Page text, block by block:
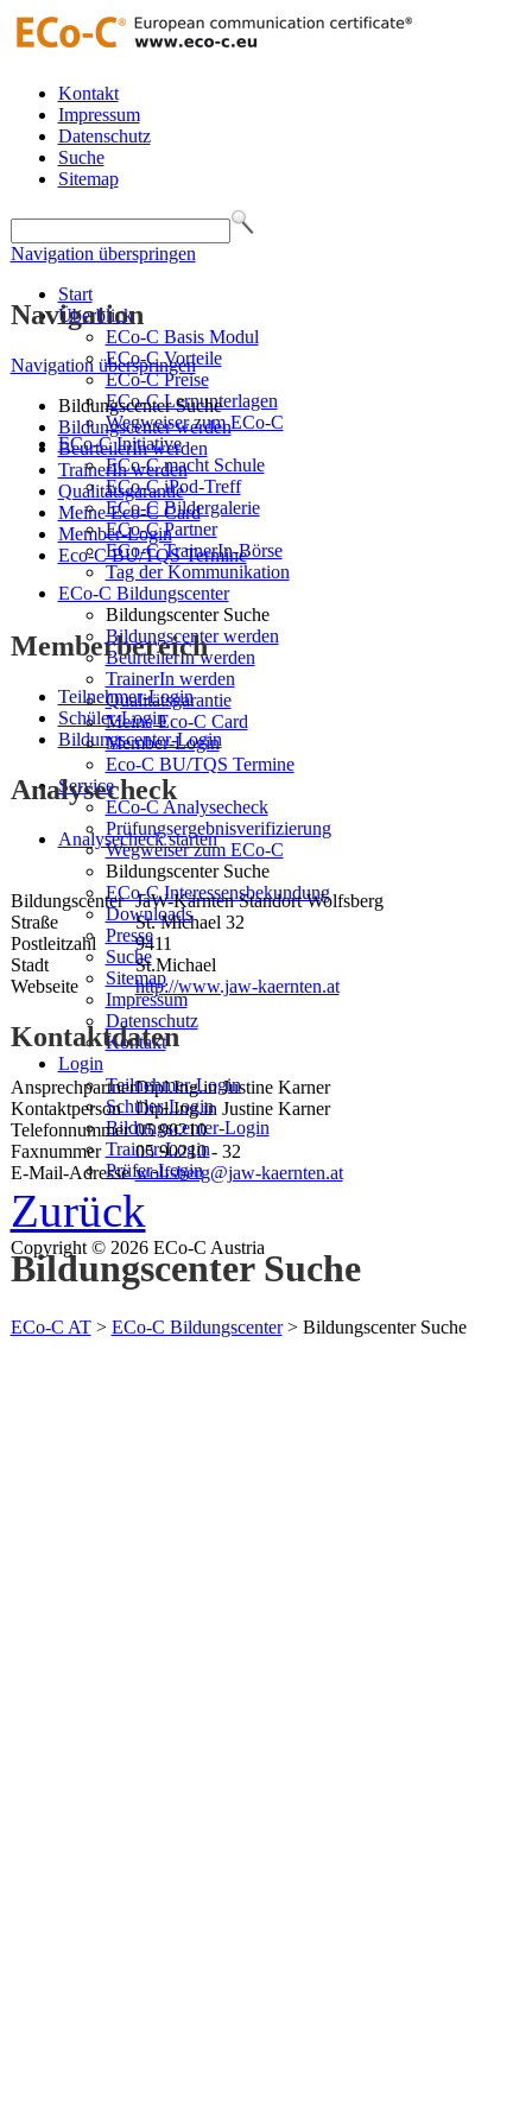
Kontakt
Impressum
Datenschutz
Suche
Sitemap
Navigation überspringen
Start
Überblick
ECo-C Basis Modul
ECo-C Vorteile
ECo-C Preise
ECo-C Lernunterlagen
Wegweiser zum ECo-C
ECo-C Initiative
ECo-C macht Schule
ECo-C iPod-Treff
ECo-C Bildergalerie
ECo-C Partner
ECo-C TrainerIn-Börse
Tag der Kommunikation
ECo-C Bildungscenter
Bildungscenter Suche
Bildungscenter werden
BeurteilerIn werden
TrainerIn werden
Qualitätsgarantie
Meine Eco-C Card
Member-Login
Eco-C BU/TQS Termine
Service
ECo-C Analysecheck
Prüfungsergebnisverifizierung
Wegweiser zum ECo-C
Bildungscenter Suche
ECo-C Interessensbekundung
Downloads
Presse
Suche
Sitemap
Impressum
Datenschutz
Kontakt
Login
Teilnehmer-Login
Schüler-Login
Bildungscenter-Login
Trainer-Login
Prüfer-Login
Bildungscenter Suche
ECo-C AT> ECo-C Bildungscenter> Bildungscenter Suche
Navigation
Navigation überspringen
Bildungscenter Suche
Bildungscenter werden
BeurteilerIn werden
TrainerIn werden
Qualitätsgarantie
Meine Eco-C Card
Member-Login
Eco-C BU/TQS Termine
Memberbereich
Teilnehmer-Login
Schüler-Login
Bildungscenter-Login
Analysecheck
Analysecheck starten
Bildungscenter JaW-Kärnten Standort Wolfsberg
Straße
St. Michael 32
Postleitzahl
9411
Stadt
St.Michael
Webseite
http://www.jaw-kaernten.at
Kontaktdaten
AnsprechpartnerDipl.Ing.in Justine Karner
Kontaktperson
Dipl.Ing.in Justine Karner
Telefonnummer 05 90210
Faxnummer
05 90210 - 32
E-Mail-Adresse wolfsberg@jaw-kaernten.at
Zurück
Copyright © 2026 ECo-C Austria